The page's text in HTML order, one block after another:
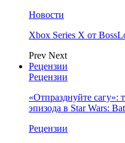
Новости
Xbox Series X от
Prev Next
Рецензии
Рецензии
«Отпразднуйте сагу»:
эпизода в Star Wars:
Рецензии